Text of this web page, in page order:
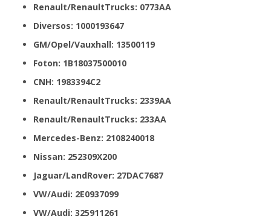
Renault/RenaultTrucks: 0773AA
Diversos: 1000193647
GM/Opel/Vauxhall: 13500119
Foton: 1B18037500010
CNH: 1983394C2
Renault/RenaultTrucks: 2339AA
Renault/RenaultTrucks: 233AA
Mercedes-Benz: 2108240018
Nissan: 252309X200
Jaguar/LandRover: 27DAC7687
VW/Audi: 2E0937099
VW/Audi: 325911261